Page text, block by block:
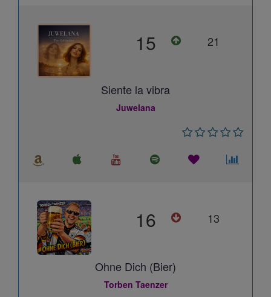
15 21
Siente la vibra
Juwelana
16 13
Ohne Dich (Bier)
Torben Taenzer